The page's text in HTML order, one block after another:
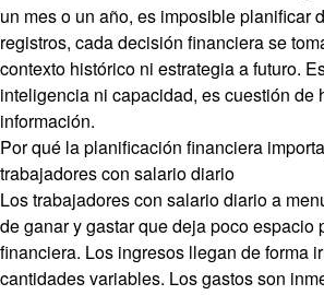
un mes o un año, es imposible planificar
registros, cada decisión financiera se
contexto histórico ni estrategia a futuro.
inteligencia ni capacidad, es cuestión de
información.
Por qué la planificación financiera
trabajadores con salario diario
Los trabajadores con salario diario a
de ganar y gastar que deja poco espacio
financiera. Los ingresos llegan de forma
cantidades variables. Los gastos son